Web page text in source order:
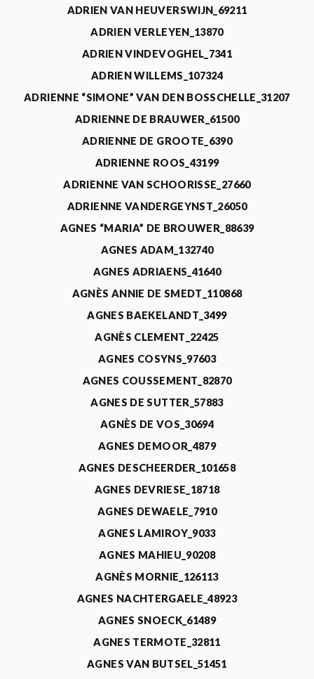
ADRIEN VAN HEUVERSWIJN_69211
ADRIEN VERLEYEN_13870
ADRIEN VINDEVOGHEL_7341
ADRIEN WILLEMS_107324
ADRIENNE “SIMONE” VAN DEN BOSSCHELLE_31207
ADRIENNE DE BRAUWER_61500
ADRIENNE DE GROOTE_6390
ADRIENNE ROOS_43199
ADRIENNE VAN SCHOORISSE_27660
ADRIENNE VANDERGEYNST_26050
AGNES “MARIA” DE BROUWER_88639
AGNES ADAM_132740
AGNES ADRIAENS_41640
AGNÈS ANNIE DE SMEDT_110868
AGNES BAEKELANDT_3499
AGNÈS CLEMENT_22425
AGNES COSYNS_97603
AGNES COUSSEMENT_82870
AGNES DE SUTTER_57883
AGNÈS DE VOS_30694
AGNES DEMOOR_4879
AGNES DESCHEERDER_101658
AGNES DEVRIESE_18718
AGNES DEWAELE_7910
AGNES LAMIROY_9033
AGNES MAHIEU_90208
AGNÈS MORNIE_126113
AGNES NACHTERGAELE_48923
AGNES SNOECK_61489
AGNES TERMOTE_32811
AGNES VAN BUTSEL_51451